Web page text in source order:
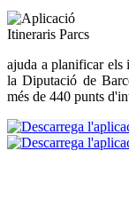
ajuda a planificar els
la Diputació de
més de 440 punts